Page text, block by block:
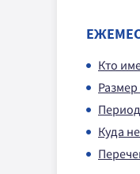
Кто
Куда